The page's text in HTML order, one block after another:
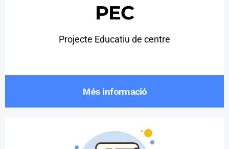
PEC
Projecte Educatiu de centre
Més informació